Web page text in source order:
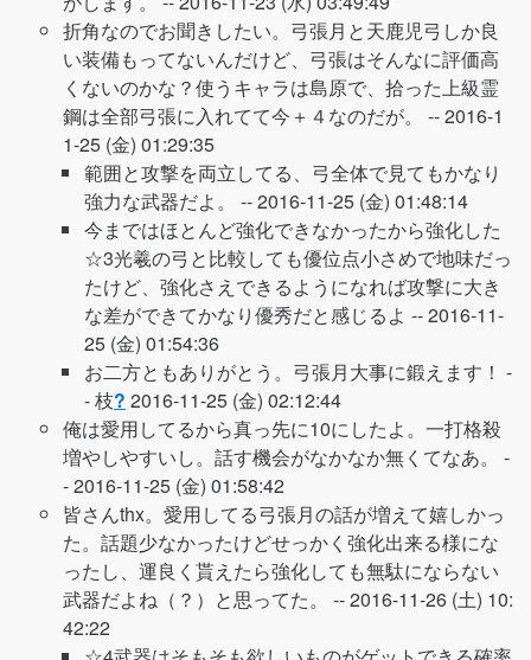
折角なのでお聞きしたい。弓張月と天鹿児弓しか良
い装備もってないんだけど、弓張はそんなに評価高
くないのかな？使うキャラは島原で、拾った上級霊
鋼は全部弓張に入れてて今＋４なのだが。 --2016-1
1-25 (金) 01:29:35
範囲と攻撃を両立してる、弓全体で見てもかなり
強力な武器だよ。 --2016-11-25 (金) 01:48:14
今まではほとんど強化できなかったから強化した
☆3光羲の弓と比較しても優位点小さめで地味だっ
たけど、強化さえできるようになれば攻撃に大き
な差ができてかなり優秀だと感じるよ --2016-11-
25 (金) 01:54:36
お二方ともありがとう。弓張月大事に鍛えます！ -
-枝? 2016-11-25 (金) 02:12:44
俺は愛用してるから真っ先に10にしたよ。一打格殺
増やしやすいし。話す機会がなかなか無くてなあ。 -
-2016-11-25 (金) 01:58:42
皆さんthx。愛用してる弓張月の話が増えて嬉しかっ
た。話題少なかったけどせっかく強化出来る様にな
ったし、運良く貰えたら強化しても無駄にならない
武器だよね（？）と思ってた。 --2016-11-26 (土) 10:
42:22